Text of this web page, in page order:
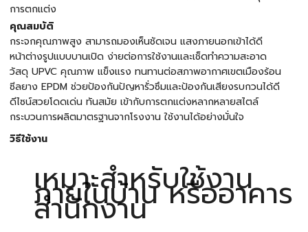
การตกแต่ง
คุณสมบัติ
กระจกคุณภาพสูง สามารถมองเห็นชัดเจน แสงภายนอกเข้าได้ดี
หน้าต่างรูปแบบบานเปิด ง่ายต่อการใช้งานและเช็ดทำความสะอาด
วัสดุ UPVC คุณภาพ แข็งแรง ทนทานต่อสภาพอากาศเขตเมืองร้อน
ซีลยาง EPDM ช่วยป้องกันปัญหารั่วซึมและป้องกันเสียงรบกวนได้ดี
ดีไซน์สวยโดดเด่น ทันสมัย เข้ากับการตกแต่งหลากหลายสไตล์
กระบวนการผลิตมาตรฐานจากโรงงาน ใช้งานได้อย่างมั่นใจ
วิธีใช้งาน
เหมาะสำหรับใช้งาน
ภายในบ้าน หรืออาคาร
สำนักงาน